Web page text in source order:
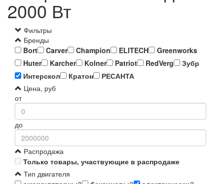
2000 Вт
Фильтры
Бренды
Bort
Carver Champion ELITECH
Greenworks
Huter
Karcher Kolner Patriot RedVerg
Зубр
Интерскол
Кратон
РЕСАНТА
Цена, руб
от
до
Распродажа
Только товары, участвующие в распродаже
Тип двигателя